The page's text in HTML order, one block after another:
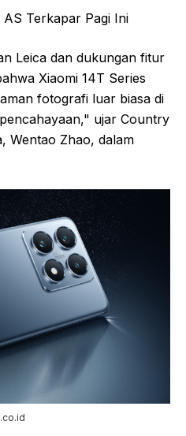
Terkapar Pagi Ini
Leica dan dukungan fitur
Xiaomi 14T Series
fotografi luar biasa di
ujar Country
Wentao Zhao, dalam